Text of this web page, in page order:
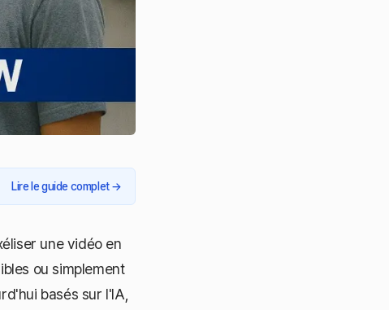
Lire le guide complet →
une vidéo en
ou simplement
basés sur l'IA,